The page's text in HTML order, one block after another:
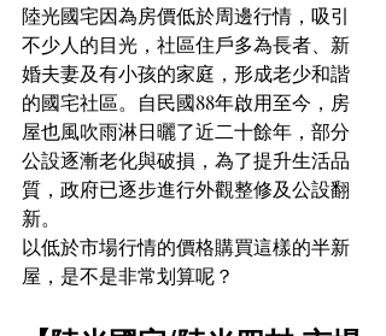
陸光國宅因為房價低於周邊行情，吸引
不少人的目光，社區住戶多為長者、新
婚夫妻及有小孩的家庭，形成老少和諧
的國宅社區。自民國88年啟用至今，房
屋也風吹雨淋日曬了近二十餘年，部分
公設逐漸老化與破損，為了提升生活品
質，政府已逐步進行外觀整修及公設翻
新。
以低於市場行情的價格購買這樣的半新
屋，是不是非常划算呢？